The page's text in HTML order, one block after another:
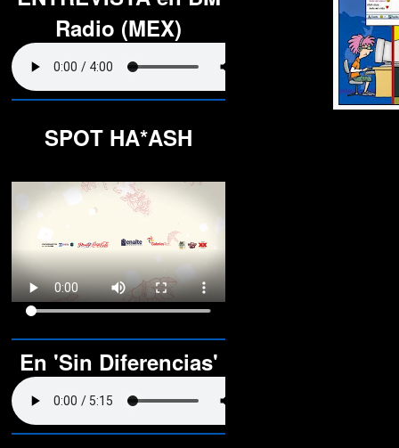
Radio (MEX)
SPOT HA*ASH
En 'Sin Diferencias'